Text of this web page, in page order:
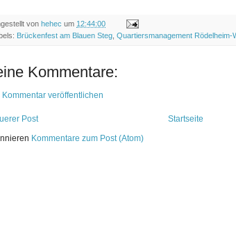
von hehec um 12:44:00
Brückenfest am Blauen Steg Quartiersmanagement Rödelheim-
Kommentare:
Kommentar veröffentlichen
Post
Startseite
Kommentare zum Post (Atom)